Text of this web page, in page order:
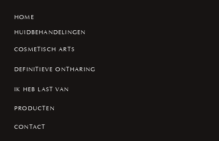
HOME
HUIDBEHANDELINGEN
COSMETISCH ARTS
DEFINITIEVE ONTHARING
IK HEB LAST VAN
PRODUCTEN
CONTACT